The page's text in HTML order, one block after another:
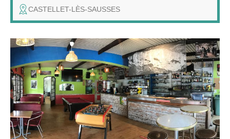
CASTELLET-LÈS-SAUSSES
Le Bar Lou Cafetié vous propose un large choix de bières
au centre du village de La Palud-sur-Verdon. Ambiance et
convivialité sont au rendez-vous, concerts réguliers sur
juillet-août.